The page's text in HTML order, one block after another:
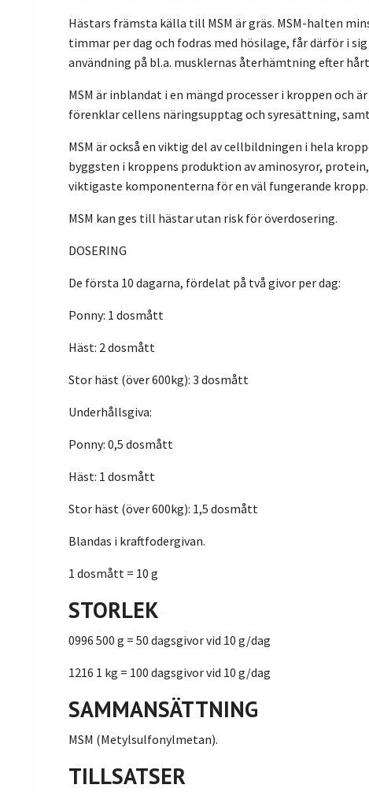
Hästars främsta källa till MSM är gräs. MSM-halten
timmar per dag och fodras med hösilage, får därför i
användning på bl.a. musklernas återhämtning efter
MSM är inblandat i en mängd processer i kroppen
förenklar cellens näringsupptag och syresättning,
MSM är också en viktig del av cellbildningen i hela
byggsten i kroppens produktion av aminosyror,
viktigaste komponenterna för en väl fungerande kropp.
MSM kan ges till hästar utan risk för överdosering.
DOSERING
De första 10 dagarna, fördelat på två givor per dag:
Ponny: 1 dosmått
Häst: 2 dosmått
Stor häst (över 600kg): 3 dosmått
Underhållsgiva:
Ponny: 0,5 dosmått
Häst: 1 dosmått
Stor häst (över 600kg): 1,5 dosmått
Blandas i kraftfodergivan.
1 dosmått = 10 g
STORLEK
0996 500 g = 50 dagsgivor vid 10 g/dag
1216 1 kg = 100 dagsgivor vid 10 g/dag
SAMMANSÄTTNING
MSM (Metylsulfonylmetan).
TILLSATSER